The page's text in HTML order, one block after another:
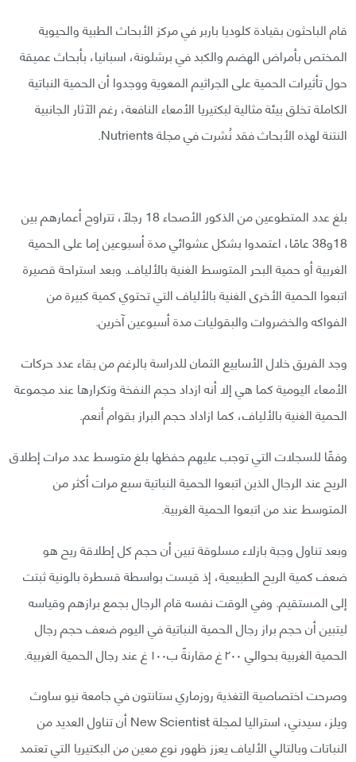
قام الباحثون بقيادة كلوديا باربر في مركز الأبحاث الطبية والحيوية
المختص بأمراض الهضم والكبد في برشلونة، اسبانيا، بأبحاث عميقة
حول تأثيرات الحمية على الجراثيم المعوية ووجدوا أن الحمية النباتية
الكاملة تخلق بيئة مثالية لبكتيريا الأمعاء النافعة، رغم الآثار الجانبية
النتنة لهذه الأبحاث فقد نُشرت في مجلة Nutrients.
بلغ عدد المتطوعين من الذكور الأصحاء 18 رجلًا، تتراوح أعمارهم بين
18و38 عامًا، اعتمدوا بشكل عشوائي مدة أسبوعين إما على الحمية
الغربية أو حمية البحر المتوسط الغنية بالألياف. وبعد استراحة قصيرة
اتبعوا الحمية الأخرى الغنية بالألياف التي تحتوي كمية كبيرة من
الفواكه والخضروات والبقوليات مدة أسبوعين آخرين.
وجد الفريق خلال الأسابيع الثمان للدراسة بالرغم من بقاء عدد حركات
الأمعاء اليومية كما هي إلا أنه ازداد حجم النفخة وتكرارها عند مجموعة
الحمية الغنية بالألياف، كما ازاداد حجم البراز بقوام أنعم.
وفقًا للسجلات التي توجب عليهم حفظها بلغ متوسط عدد مرات إطلاق
الريح عند الرجال الذين اتبعوا الحمية النباتية سبع مرات أكثر من
المتوسط عند من اتبعوا الحمية الغربية.
وبعد تناول وجبة بازلاء مسلوقة تبين أن حجم كل إطلاقة ريح هو
ضعف كمية الريح الطبيعية، إذ قيست بواسطة قسطرة بالونية ثبتت
إلى المستقيم. وفي الوقت نفسه قام الرجال بجمع برازهم وقياسه
ليتبين أن حجم براز رجال الحمية النباتية في اليوم ضعف حجم رجال
الحمية الغربية بحوالي ٢٠٠ غ مقارنةً ب١٠٠ غ عند رجال الحمية الغربية.
وصرحت اختصاصية التغذية روزماري ستانتون في جامعة نيو ساوث
ويلز، سيدني، استراليا لمجلة New Scientist أن تناول العديد من
النباتات وبالتالي الألياف يعزز ظهور نوع معين من البكتيريا التي تعتمد